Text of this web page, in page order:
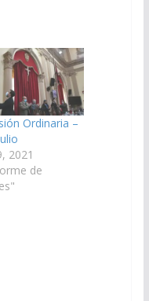
Ordinaria –
2021
de